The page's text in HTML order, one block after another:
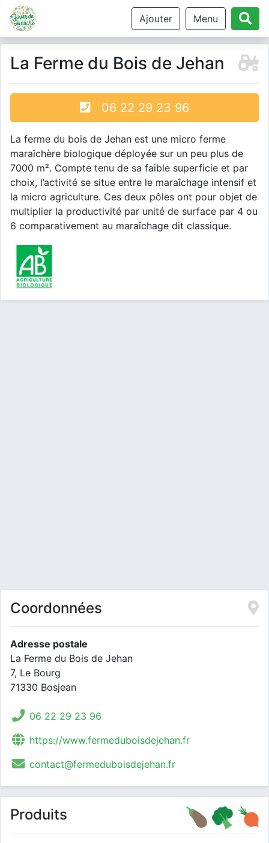
Ajouter Menu
La Ferme du Bois de Jehan
06 22 29 23 96
La ferme du bois de Jehan est une micro ferme
maraîchère biologique déployée sur un peu plus de
7000 m². Compte tenu de sa faible superficie et par
choix, l’activité se situe entre le maraîchage intensif et
la micro agriculture. Ces deux pôles ont pour objet de
multiplier la productivité par unité de surface par 4 ou
6 comparativement au maraîchage dit classique.
Coordonnées
Adresse postale
La Ferme du Bois de Jehan
7, Le Bourg
71330 Bosjean
06 22 29 23 96
https://www.fermeduboisdejehan.fr
contact@fermeduboisdejehan.fr
Produits